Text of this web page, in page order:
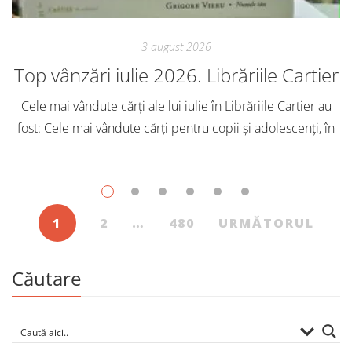
3 august 2026
Top vânzări iulie 2026. Librăriile Cartier
Cele mai vândute cărți ale lui iulie în Librăriile Cartier au
fost: Cele mai vândute cărți pentru copii și adolescenți, în
1 2 … 480 URMĂTORUL
Căutare